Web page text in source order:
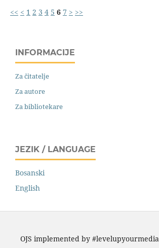
<< < 1 2 3 4 5 6 7 > >>
INFORMACIJE
Za čitatelje
Za autore
Za bibliotekare
JEZIK / LANGUAGE
Bosanski
English
OJS implemented by #levelupyourmedia